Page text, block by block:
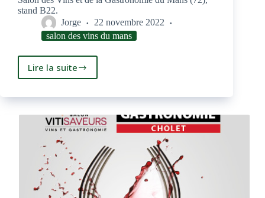
stand B22.
Jorge
22 novembre 2022
salon des vins du mans
Lire la suiteTourmentine
Salon
Vins
et
de
Gastronomie
du
Mans